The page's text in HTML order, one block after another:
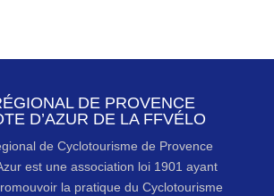
DE PROVENCE
D’AZUR DE LA FFVÉLO
de Cyclotourisme de Provence
est une association loi 1901 ayant
la pratique du Cyclotourisme